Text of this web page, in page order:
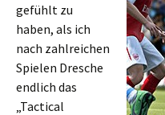
gefühlt zu
haben, als ich
nach zahlreichen
Spielen Dresche
endlich das
„Tactical